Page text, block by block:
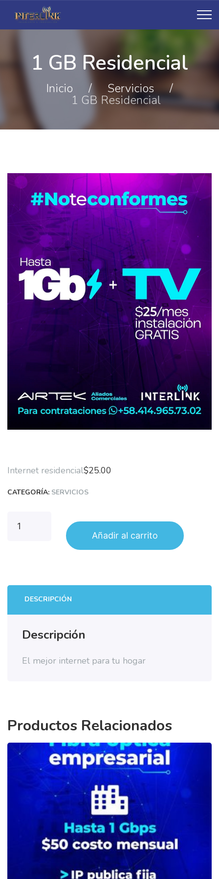
1 GB Residencial
Inicio / Servicios /
1 GB Residencial
$25.00
Internet residencial
Añadir al carrito
CATEGORÍA: SERVICIOS
DESCRIPCIÓN
Descripción
El mejor internet para tu hogar
Productos Relacionados